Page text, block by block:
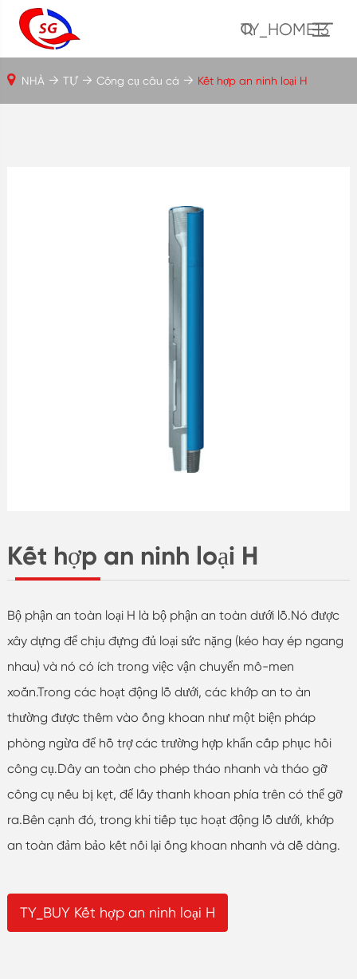
TY_HOME13
Kết hợp an ninh loại H
Bộ phận an toàn loại H là bộ phận an toàn dưới lỗ.Nó được
xây dựng để chịu đựng đủ loại sức nặng (kéo hay ép ngang
nhau) và nó có ích trong việc vận chuyển mô-men
xoắn.Trong các hoạt động lỗ dưới, các khớp an to àn
thường được thêm vào ống khoan như một biện pháp
phòng ngừa để hỗ trợ các trường hợp khẩn cấp phục hồi
công cụ.Dây an toàn cho phép tháo nhanh và tháo gỡ
công cụ nếu bị kẹt, để lấy thanh khoan phía trên có thể gỡ
ra.Bên cạnh đó, trong khi tiếp tục hoạt động lỗ dưới, khớp
an toàn đảm bảo kết nối lại ống khoan nhanh và dễ dàng.
TY_BUY Kết hợp an ninh loại H
NHÀ TỰ Công cụ câu cá Kết hợp an ninh loại H